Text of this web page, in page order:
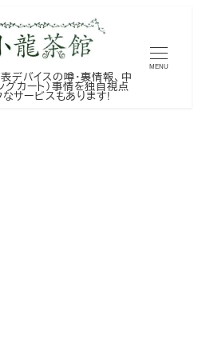
バイスの噂・裏情報、中
グカート）事情を独自視点
サービスもあります!
MENU